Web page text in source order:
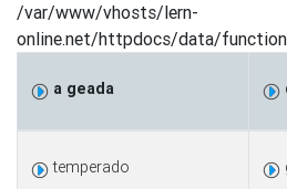
/var/www/vhosts/lern-
online.net/httpdocs/data/
a geada
temperado